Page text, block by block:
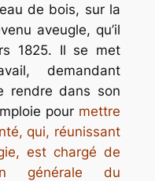
de bois, sur la
aveugle, qu’il
1825. Il se met
demandant
rendre dans son
pour mettre
qui, réunissant
est chargé de
générale du